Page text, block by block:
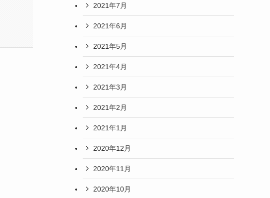
2021年7月
2021年6月
2021年5月
2021年4月
2021年3月
2021年2月
2021年1月
2020年12月
2020年11月
2020年10月